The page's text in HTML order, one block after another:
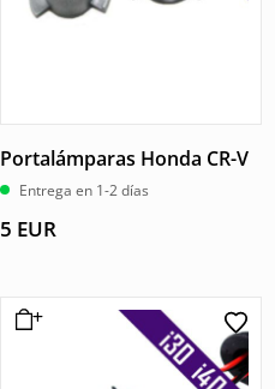
Portalámparas Honda CR-V
Entrega en 1-2 días
5 EUR